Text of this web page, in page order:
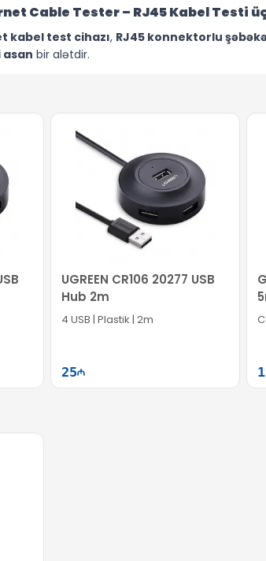
Cable Tester – RJ45 Kabel Testi
kabel test cihazı, RJ45 konnektorlu
bir alətdir.
kabel bağlantısında səhv olub-olmadığını
hazırlanıb, bu da aləti portativ və
imkan verir.
bağlantılarının yoxlanması üçün etibarlı,
UGREEN CR106 20277 USB
Hub 2m
4 USB | Plastik | 2m
25